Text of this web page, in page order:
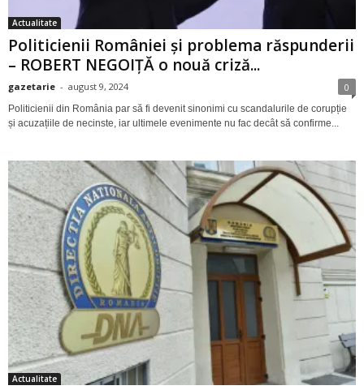
Actualitate
Politicienii României și problema răspunderii
– ROBERT NEGOIȚĂ o nouă criză...
gazetarie - august 9, 2024 0
Politicienii din România par să fi devenit sinonimi cu scandalurile de corupție
și acuzațiile de necinste, iar ultimele evenimente nu fac decât să confirme...
Actualitate